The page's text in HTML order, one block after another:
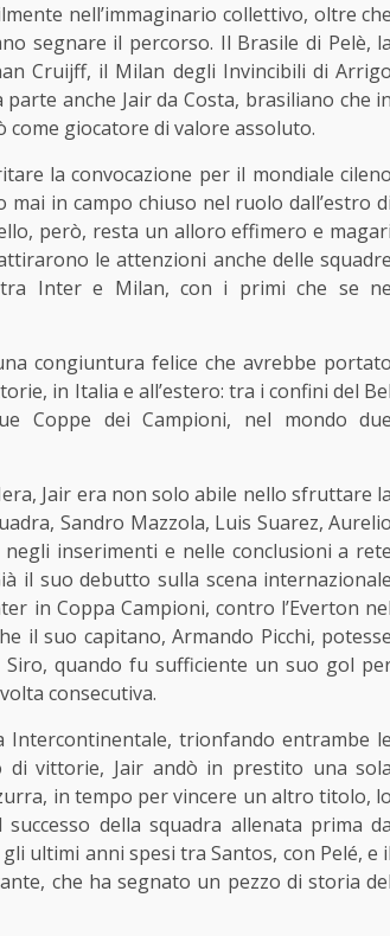
nell’immaginario collettivo, oltre
segnare il percorso. Il Brasile di Pelè, la
Cruijff, il Milan degli Invincibili di Arrigo
anche Jair da Costa, brasiliano che in
giocatore di valore assoluto.
la convocazione per il mondiale cileno
in campo chiuso nel ruolo dall’estro di
però, resta un alloro effimero e magari
le attenzioni anche delle squadre
Inter e Milan, con i primi che se ne
congiuntura felice che avrebbe portato
in Italia e all’estero: tra i confini del Bel
Coppe dei Campioni, nel mondo due
Jair era non solo abile nello sfruttare la
Sandro Mazzola, Luis Suarez, Aurelio
inserimenti e nelle conclusioni a rete
il suo debutto sulla scena internazionale
in Coppa Campioni, contro l’Everton nel
il suo capitano, Armando Picchi, potesse
quando fu sufficiente un suo gol
consecutiva.
Intercontinentale, trionfando entrambe le
di vittorie, Jair andò in prestito una sola
in tempo per vincere un altro titolo, lo
della squadra allenata prima da
ultimi anni spesi tra Santos, con Pelé, e il
che ha segnato un pezzo di storia del